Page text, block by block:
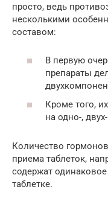
просто, ведь
несколькими
составом:
В первую
препараты
Кроме того,
на одно-,
Количество
приема таблеток,
содержат
таблетке.